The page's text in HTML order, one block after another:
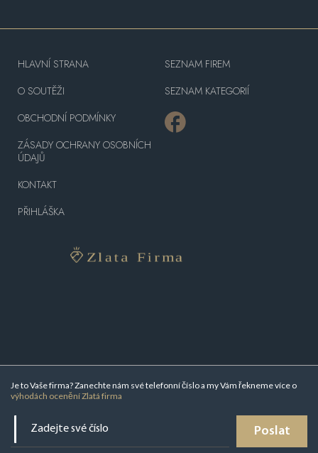
Je to Vaše firma? Zanechte nám své telefonní číslo a my Vám řekneme více o
výhodách ocenění Zlatá firma
Poslat
HLAVNÍ STRANA
O SOUTĚŽI
OBCHODNÍ PODMÍNKY
ZÁSADY OCHRANY OSOBNÍCH
ÚDAJŮ
KONTAKT
PŘIHLÁŠKA
SEZNAM FIREM
SEZNAM KATEGORIÍ